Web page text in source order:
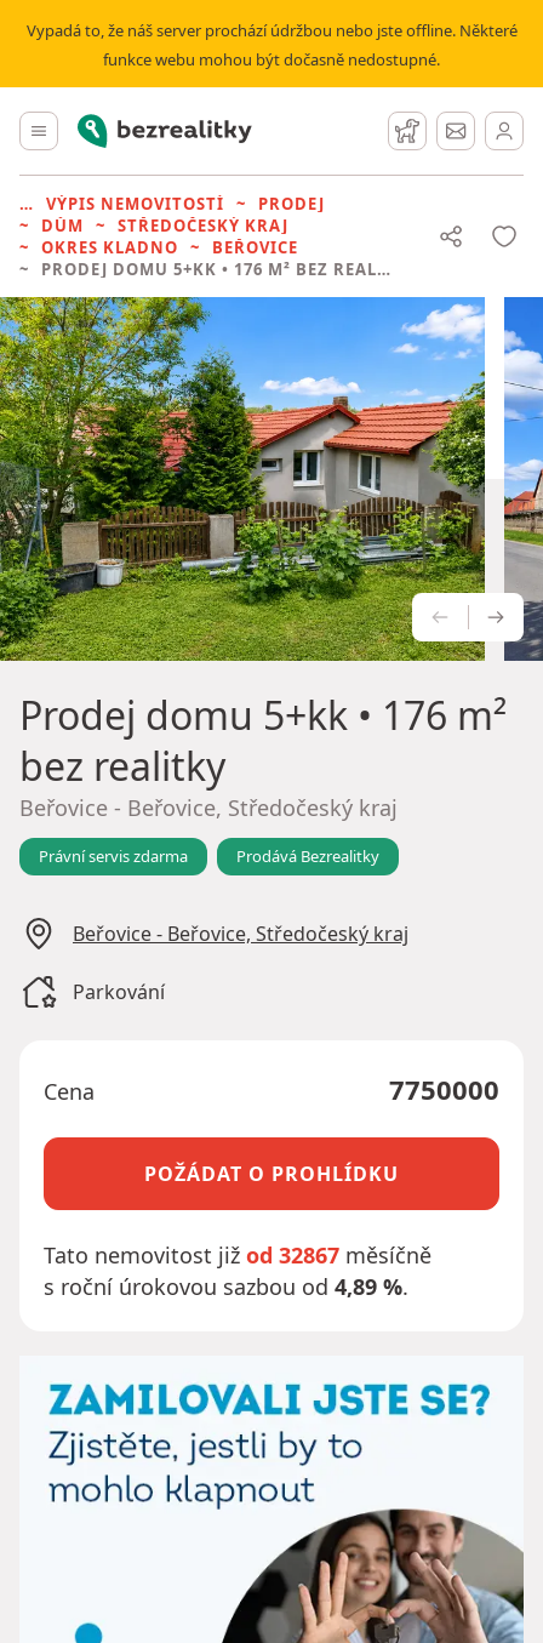
Vypadá to, že náš server prochází údržbou nebo jste offline. Některé
funkce webu mohou být dočasně nedostupné.
Hlavní menu
Bezrealitky Hlídací pes
Zprávy
VÝPIS NEMOVITOSTÍ
PRODEJ
DŮM
STŘEDOČESKÝ KRAJ
OKRES KLADNO
BEŘOVICE
PRODEJ DOMU 5+KK • 176 M² BEZ REALITKY
Prodej domu 5+kk • 176 m²
bez realitky
Beřovice - Beřovice, Středočeský kraj
Právní servis zdarma Prodává Bezrealitky
Beřovice - Beřovice, Středočeský kraj
Parkování
Cena 7750000
POŽÁDAT O PROHLÍDKU
Tato nemovitost již od 32867 měsíčně
s roční úrokovou sazbou od 4,89 %.